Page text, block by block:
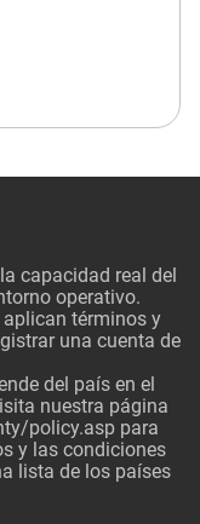
capacidad real del
operativo.
aplican términos y
una cuenta de
del país en el
nuestra página
policy.asp para
y las condiciones
lista de los países